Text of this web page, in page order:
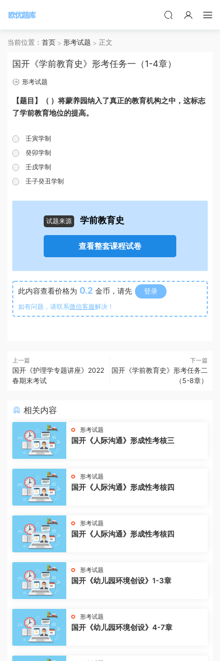
当前位置： 首页 形考试题 正文
国开《学前教育史》形考任务一（1-4章）
形考试题
【题目】（ ）将蒙养园纳入了真正的教育机构之中，这标志
了学前教育地位的提高。
壬寅学制
癸卯学制
壬戌学制
壬子癸丑学制
试题来源 学前教育史
查看整套课程试卷
此内容查看价格为 0.2 金币，请先 登录
如有问题，请联系微信客服解决！
上一篇
国开《护理学专题讲座》2022
春期末考试
下一篇
国开《学前教育史》形考任务二
（5-8章）
相关内容
形考试题
国开《人际沟通》形成性考核三
形考试题
国开《人际沟通》形成性考核四
形考试题
国开《人际沟通》形成性考核四
形考试题
国开《幼儿园环境创设》1-3章
形考试题
国开《幼儿园环境创设》4-7章